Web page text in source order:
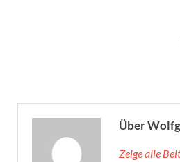
Über
Zeige alle